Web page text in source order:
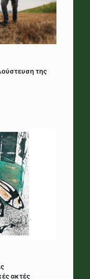
της
ακτές